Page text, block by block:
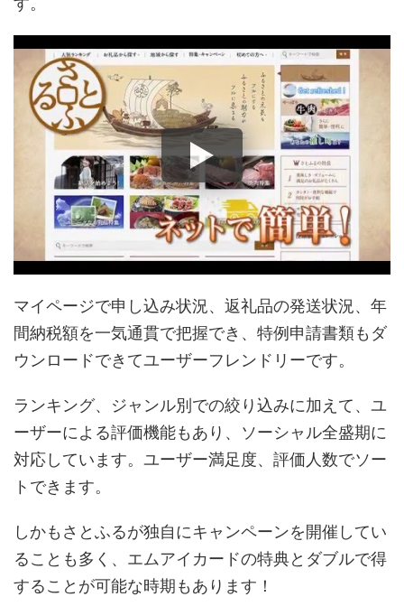
マイページで申し込み状況、返礼品の発送状況、年
間納税額を一気通貫で把握でき、特例申請書類もダ
ウンロードできてユーザーフレンドリーです。
ランキング、ジャンル別での絞り込みに加えて、ユ
ーザーによる評価機能もあり、ソーシャル全盛期に
対応しています。ユーザー満足度、評価人数でソー
トできます。
しかもさとふるが独自にキャンペーンを開催してい
ることも多く、エムアイカードの特典とダブルで得
することが可能な時期もあります！